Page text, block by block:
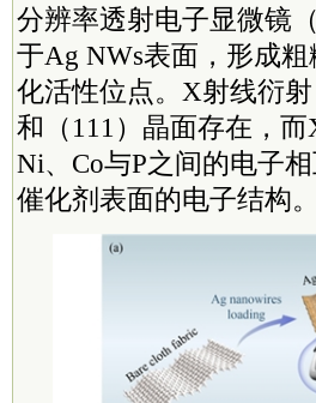
分辨率透射电子显微镜
于Ag NWs表面，形成
化活性位点。X射线衍
和（111）晶面存在，
Ni、Co与P之间的电子
催化剂表面的电子结构。